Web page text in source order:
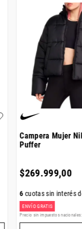
Campera Mujer
Puffer
$269.999,00
6cuotas sin interés
ENVÍO GRATIS
Precio sin impuestos nacionales: